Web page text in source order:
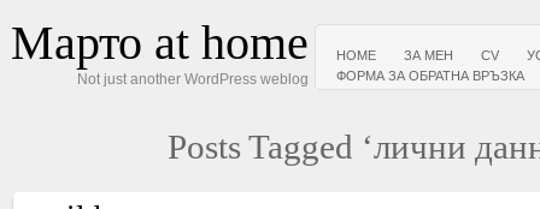
Марто at home
Not just another WordPress weblog
HOME ЗА МЕН CV
ФОРМА ЗА ОБРАТНА ВРЪЗКА
Posts Tagged ‘лични